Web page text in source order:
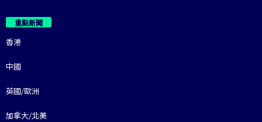
重點新聞
香港
中國
英國/歐洲
加拿大/北美